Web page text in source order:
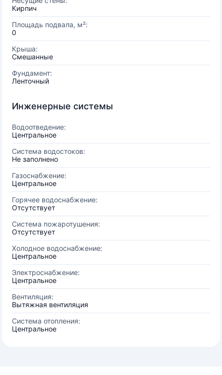
Кирпич
Площадь подвала, м²:
0
Крыша:
Смешанные
Фундамент:
Ленточный
Инженерные системы
Водоотведение:
Центральное
Система водостоков:
Не заполнено
Газоснабжение:
Центральное
Горячее водоснабжение:
Отсутствует
Система пожаротушения:
Отсутствует
Холодное водоснабжение:
Центральное
Электроснабжение:
Центральное
Вентиляция:
Вытяжная вентиляция
Система отопления:
Центральное